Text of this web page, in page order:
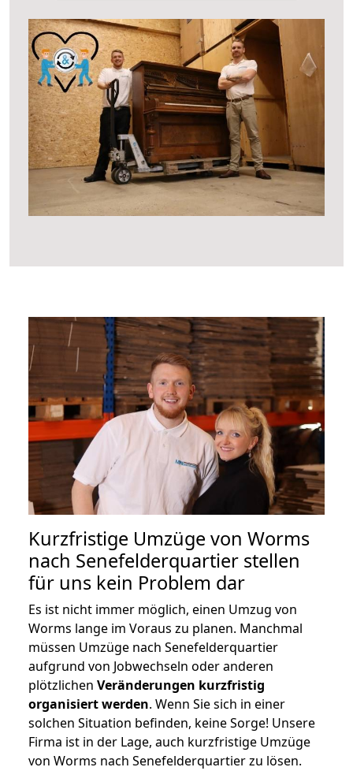
Kurzfristige Umzüge von Worms
nach Senefelderquartier stellen
für uns kein Problem dar
Es ist nicht immer möglich, einen Umzug von
Worms lange im Voraus zu planen. Manchmal
müssen Umzüge nach Senefelderquartier
aufgrund von Jobwechseln oder anderen
plötzlichen Veränderungen kurzfristig
organisiert werden. Wenn Sie sich in einer
solchen Situation befinden, keine Sorge! Unsere
Firma ist in der Lage, auch kurzfristige Umzüge
von Worms nach Senefelderquartier zu lösen.